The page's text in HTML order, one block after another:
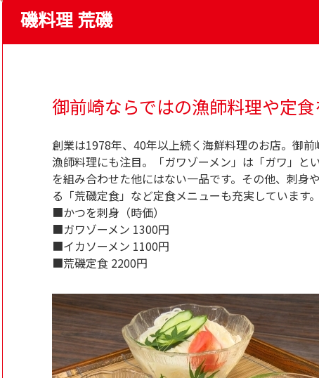
磯料理 荒磯
御前崎ならではの漁師料理や定
創業は1978年、40年以上続く海鮮料理のお店。御
漁師料理にも注目。「ガワゾーメン」は「ガワ」と
を組み合わせた他にはない一品です。その他、刺身
る「荒磯定食」など定食メニューも充実しています。
■かつを刺身（時価）
■ガワゾーメン 1300円
■イカソーメン 1100円
■荒磯定食 2200円